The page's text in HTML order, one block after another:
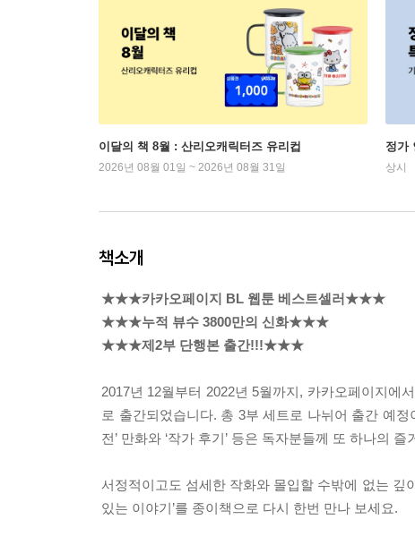
이달의 책 8월 : 산리오캐릭터즈 유리컵
2026년 08월 01일 ~ 2026년 08월 31일
정가
상시
책소개
★★★카카오페이지 BL 웹툰 베스트셀러★★★
★★★누적 뷰수 3800만의 신화★★★
★★★제2부 단행본 출간!!!★★★
2017년 12월부터 2022년 5월까지, 카카오페이지에
로 출간되었습니다. 총 3부 세트로 나뉘어 출간 예
전’ 만화와 ‘작가 후기’ 등은 독자분들께 또 하나의
서정적이고도 섬세한 작화와 몰입할 수밖에 없는 깊
있는 이야기’를 종이책으로 다시 한번 만나 보세요.